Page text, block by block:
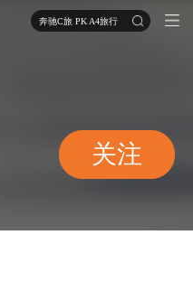
奔驰C旅 PK A4旅行
关注